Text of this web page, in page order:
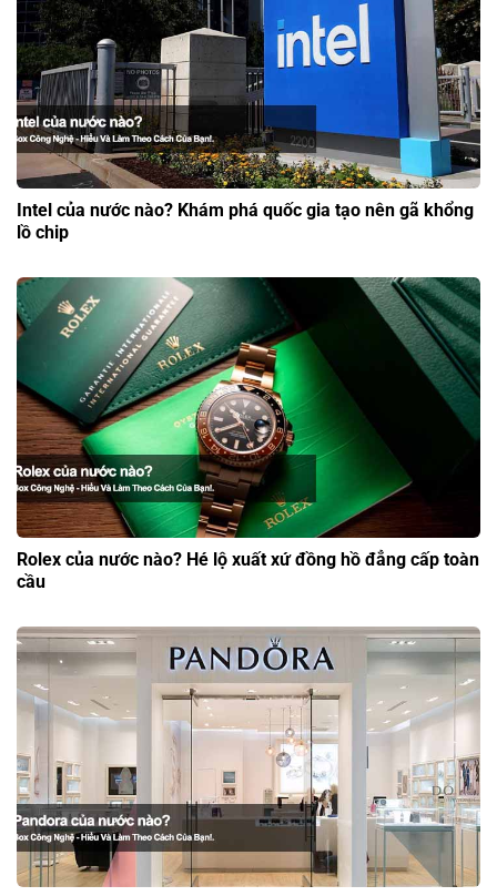
Intel của nước nào? Khám phá quốc gia tạo nên gã khổng
lồ chip
Rolex của nước nào? Hé lộ xuất xứ đồng hồ đẳng cấp toàn
cầu